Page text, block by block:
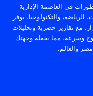
في العاصمة الإدارية
الرياضة، والتكنولوجيا. يوفر
مع تقارير حصرية وتحليلات
وسرعة، مما يجعله وجهتك
والعالم.